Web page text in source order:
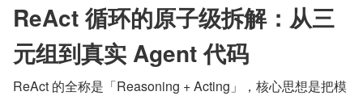
ReAct 循环的原子级拆解：从三
元组到真实 Agent 代码
ReAct 的全称是「Reasoning + Acting」，核心思想是把模